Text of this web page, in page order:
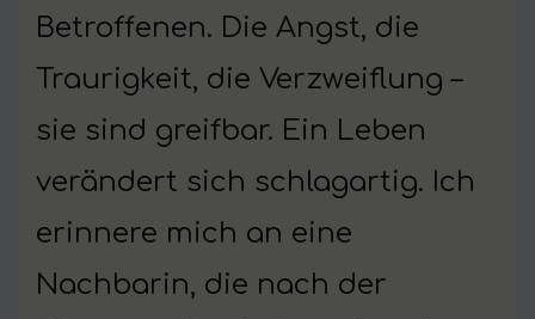
Betroffenen. Die Angst, die
Traurigkeit, die Verzweiflung –
sie sind greifbar. Ein Leben
verändert sich schlagartig. Ich
erinnere mich an eine
Nachbarin, die nach der